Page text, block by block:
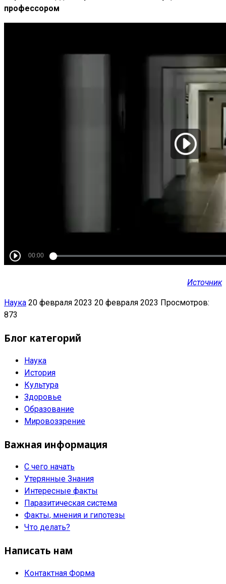
профессором
Источник
Наука 20 февраля 2023 20 февраля 2023 Просмотров:
873
Блог категорий
Наука
История
Культура
Здоровье
Образование
Мировоззрение
Важная информация
С чего начать
Утерянные Знания
Интересные факты
Паразитическая система
Факты, мнения и гипотезы
Что делать?
Написать нам
Контактная Форма